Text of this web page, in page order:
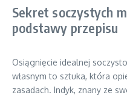
Sekret soczystych
podstawy przepisu
Osiągnięcie idealnej
własnym to sztuka, która
zasadach. Indyk, znany ze